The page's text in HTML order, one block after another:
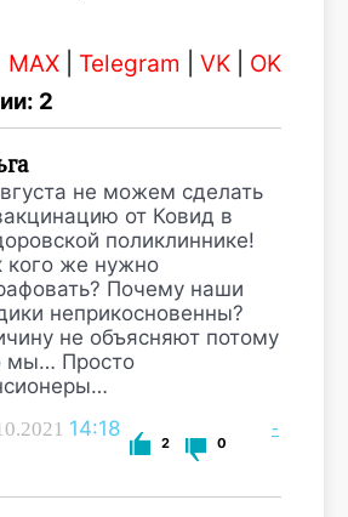
MAX Telegram VK
OK
2
не можем сделать
от Ковид в
поликлиннике!
кого же нужно
Почему наши
неприкосновенны?
не объясняют потому
мы… Просто
14:18
2 0
-